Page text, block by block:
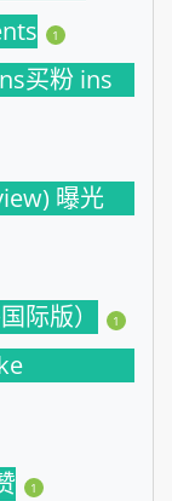
1
买粉 ins
曝光
际版） 1
1